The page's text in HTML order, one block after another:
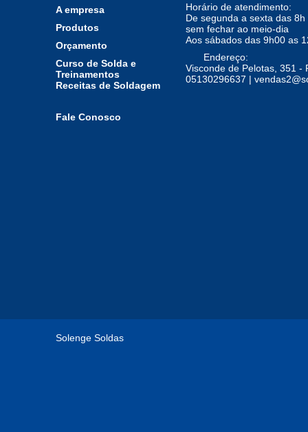
A empresa
Produtos
Orçamento
Curso de Solda e
Treinamentos
Receitas de Soldagem
Fale Conosco
Horário de atendimento:
De segunda a sexta das 8h
sem fechar ao meio-dia
Aos sábados das 9h00 as
Endereço:
Visconde de Pelotas, 351 -
05130296637 |
Solenge Soldas